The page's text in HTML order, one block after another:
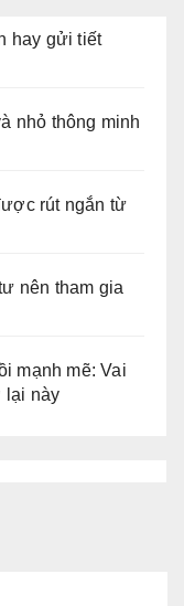
hay gửi tiết
nhỏ thông minh
rút ngắn từ
nên tham gia
mạnh mẽ: Vai
lại này